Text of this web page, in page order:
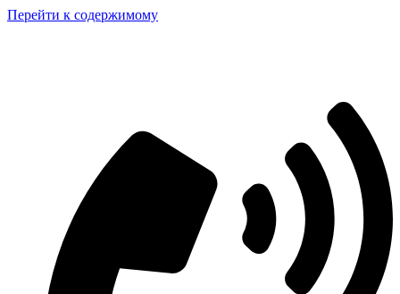
Перейти к содержимому